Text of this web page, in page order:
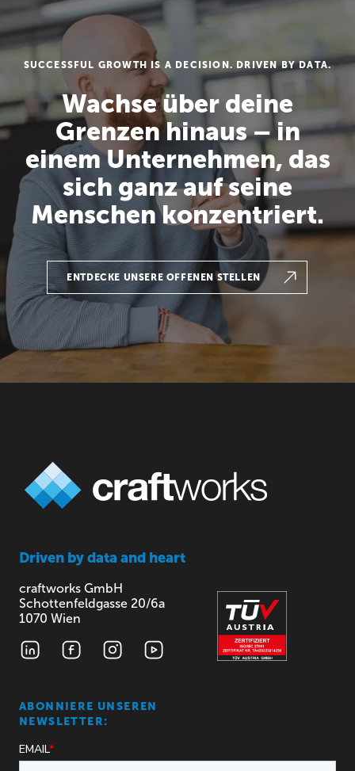
SUCCESSFUL GROWTH IS A DECISION. DRIVEN BY DATA.
Wachse über deine
Grenzen hinaus – in
einem Unternehmen, das
sich ganz auf seine
Menschen konzentriert.
ENTDECKE UNSERE OFFENEN STELLEN
Driven bydata and heart
craftworks GmbH
Schottenfeldgasse 20/6a
1070 Wien
ABONNIERE UNSEREN
NEWSLETTER: